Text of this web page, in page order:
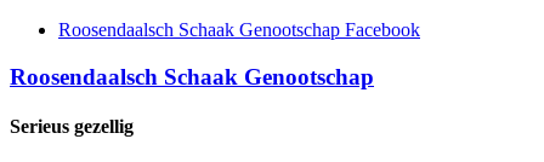
Roosendaalsch Schaak Genootschap Facebook
Roosendaalsch Schaak Genootschap
Serieus gezellig